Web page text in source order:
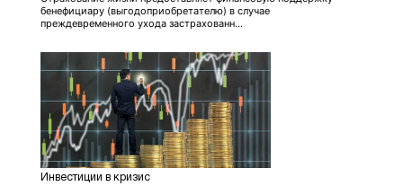
бенефициару (выгодоприобретателю) в случае
преждевременного ухода застрахованн...
Инвестиции в кризис